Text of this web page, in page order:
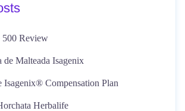
500 Review
de Malteada Isagenix
Isagenix® Compensation Plan
Herbalife